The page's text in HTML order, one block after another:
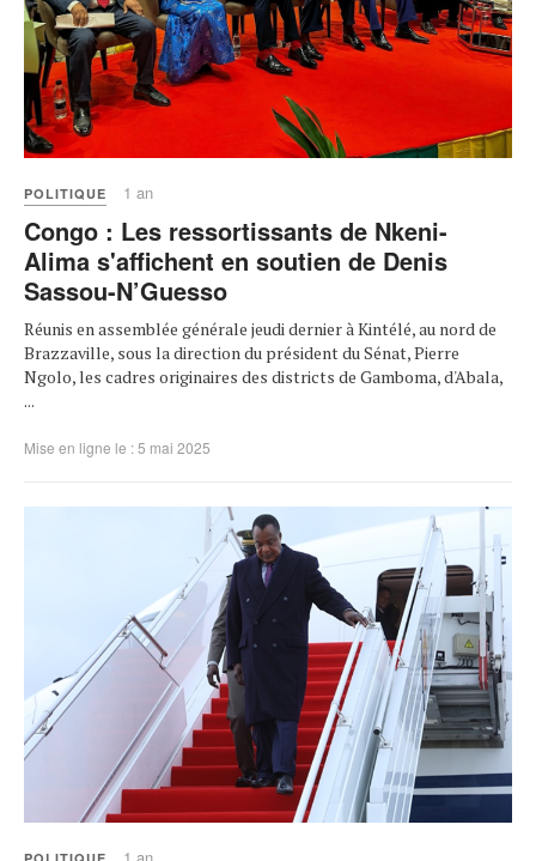
POLITIQUE 1 an
Congo : Les ressortissants de Nkeni-
Alima s'affichent en soutien de Denis
Sassou-N’Guesso
Réunis en assemblée générale jeudi dernier à Kintélé, au nord de
Brazzaville, sous la direction du président du Sénat, Pierre
Ngolo, les cadres originaires des districts de Gamboma, d'Abala,
...
Mise en ligne le : 5 mai 2025
1 an